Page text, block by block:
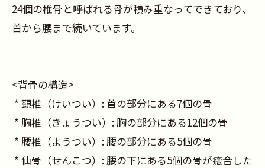
24個の椎骨と呼ばれる骨が積み重なってできており、
首から腰まで続いています。
<背骨の構造>
* 頸椎（けいつい）: 首の部分にある7個の骨
* 胸椎（きょうつい）: 胸の部分にある12個の骨
* 腰椎（ようつい）: 腰の部分にある5個の骨
* 仙骨（せんこつ）: 腰の下にある5個の骨が癒合した